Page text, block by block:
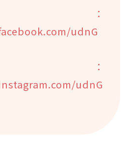
：
udnG
：
udnG